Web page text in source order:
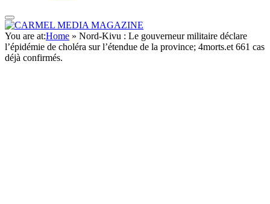
You are at:Home » Nord-Kivu : Le gouverneur militaire déclare
l’épidémie de choléra sur l’étendue de la province; 4morts.et 661 cas
déjà confirmés.